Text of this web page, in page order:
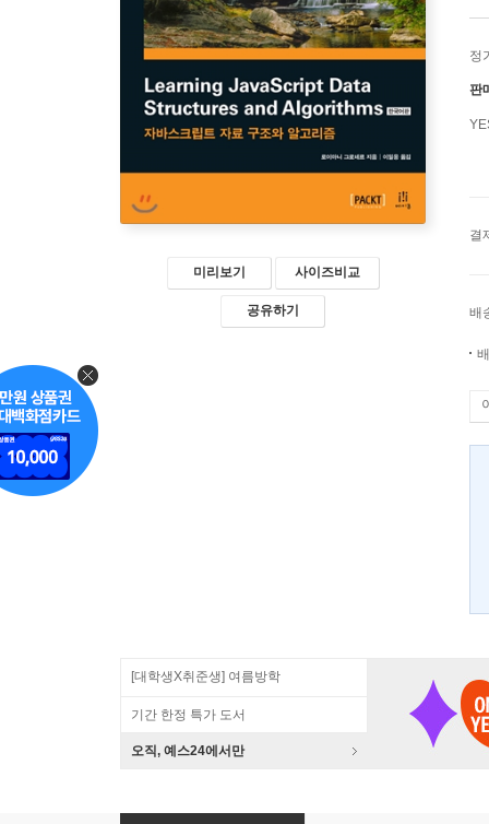
미리보기 사이즈비교
공유하기
정
판
결
배
[대학생X취준생] 여름방학
기간 한정 특가 도서
오직, 예스24에서만